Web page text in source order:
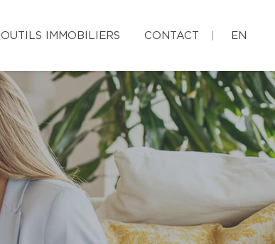
OUTILS IMMOBILIERS CONTACT EN